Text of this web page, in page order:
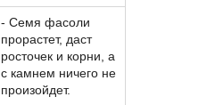
- Семя фасоли
прорастет, даст
росточек и корни, а
с камнем ничего не
произойдет.